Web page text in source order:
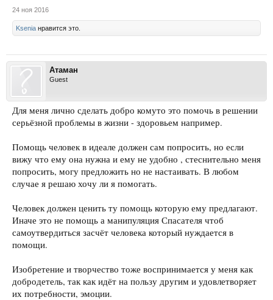
24 ноя 2016
Ksenia нравится это.
Атаман
Guest
Для меня лично сделать добро комуто это помочь в решении
серьёзной проблемы в жизни - здоровьем например.
Помощь человек в идеале должен сам попросить, но если
вижу что ему она нужна и ему не удобно , стеснительно меня
попросить, могу предложить но не настаивать. В любом
случае я решаю хочу ли я помогать.
Человек должен ценить ту помощь которую ему предлагают.
Иначе это не помощь а манипуляция Спасателя чтоб
самоутвердиться засчёт человека который нуждается в
помощи.
Изобретение и творчество тоже воспринимается у меня как
добродетель, так как идёт на пользу другим и удовлетворяет
их потребности, эмоции.